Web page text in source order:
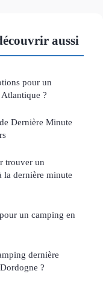
aussi
pour un
?
Dernière Minute
trouver un
la dernière minute
un camping en
dernière
?